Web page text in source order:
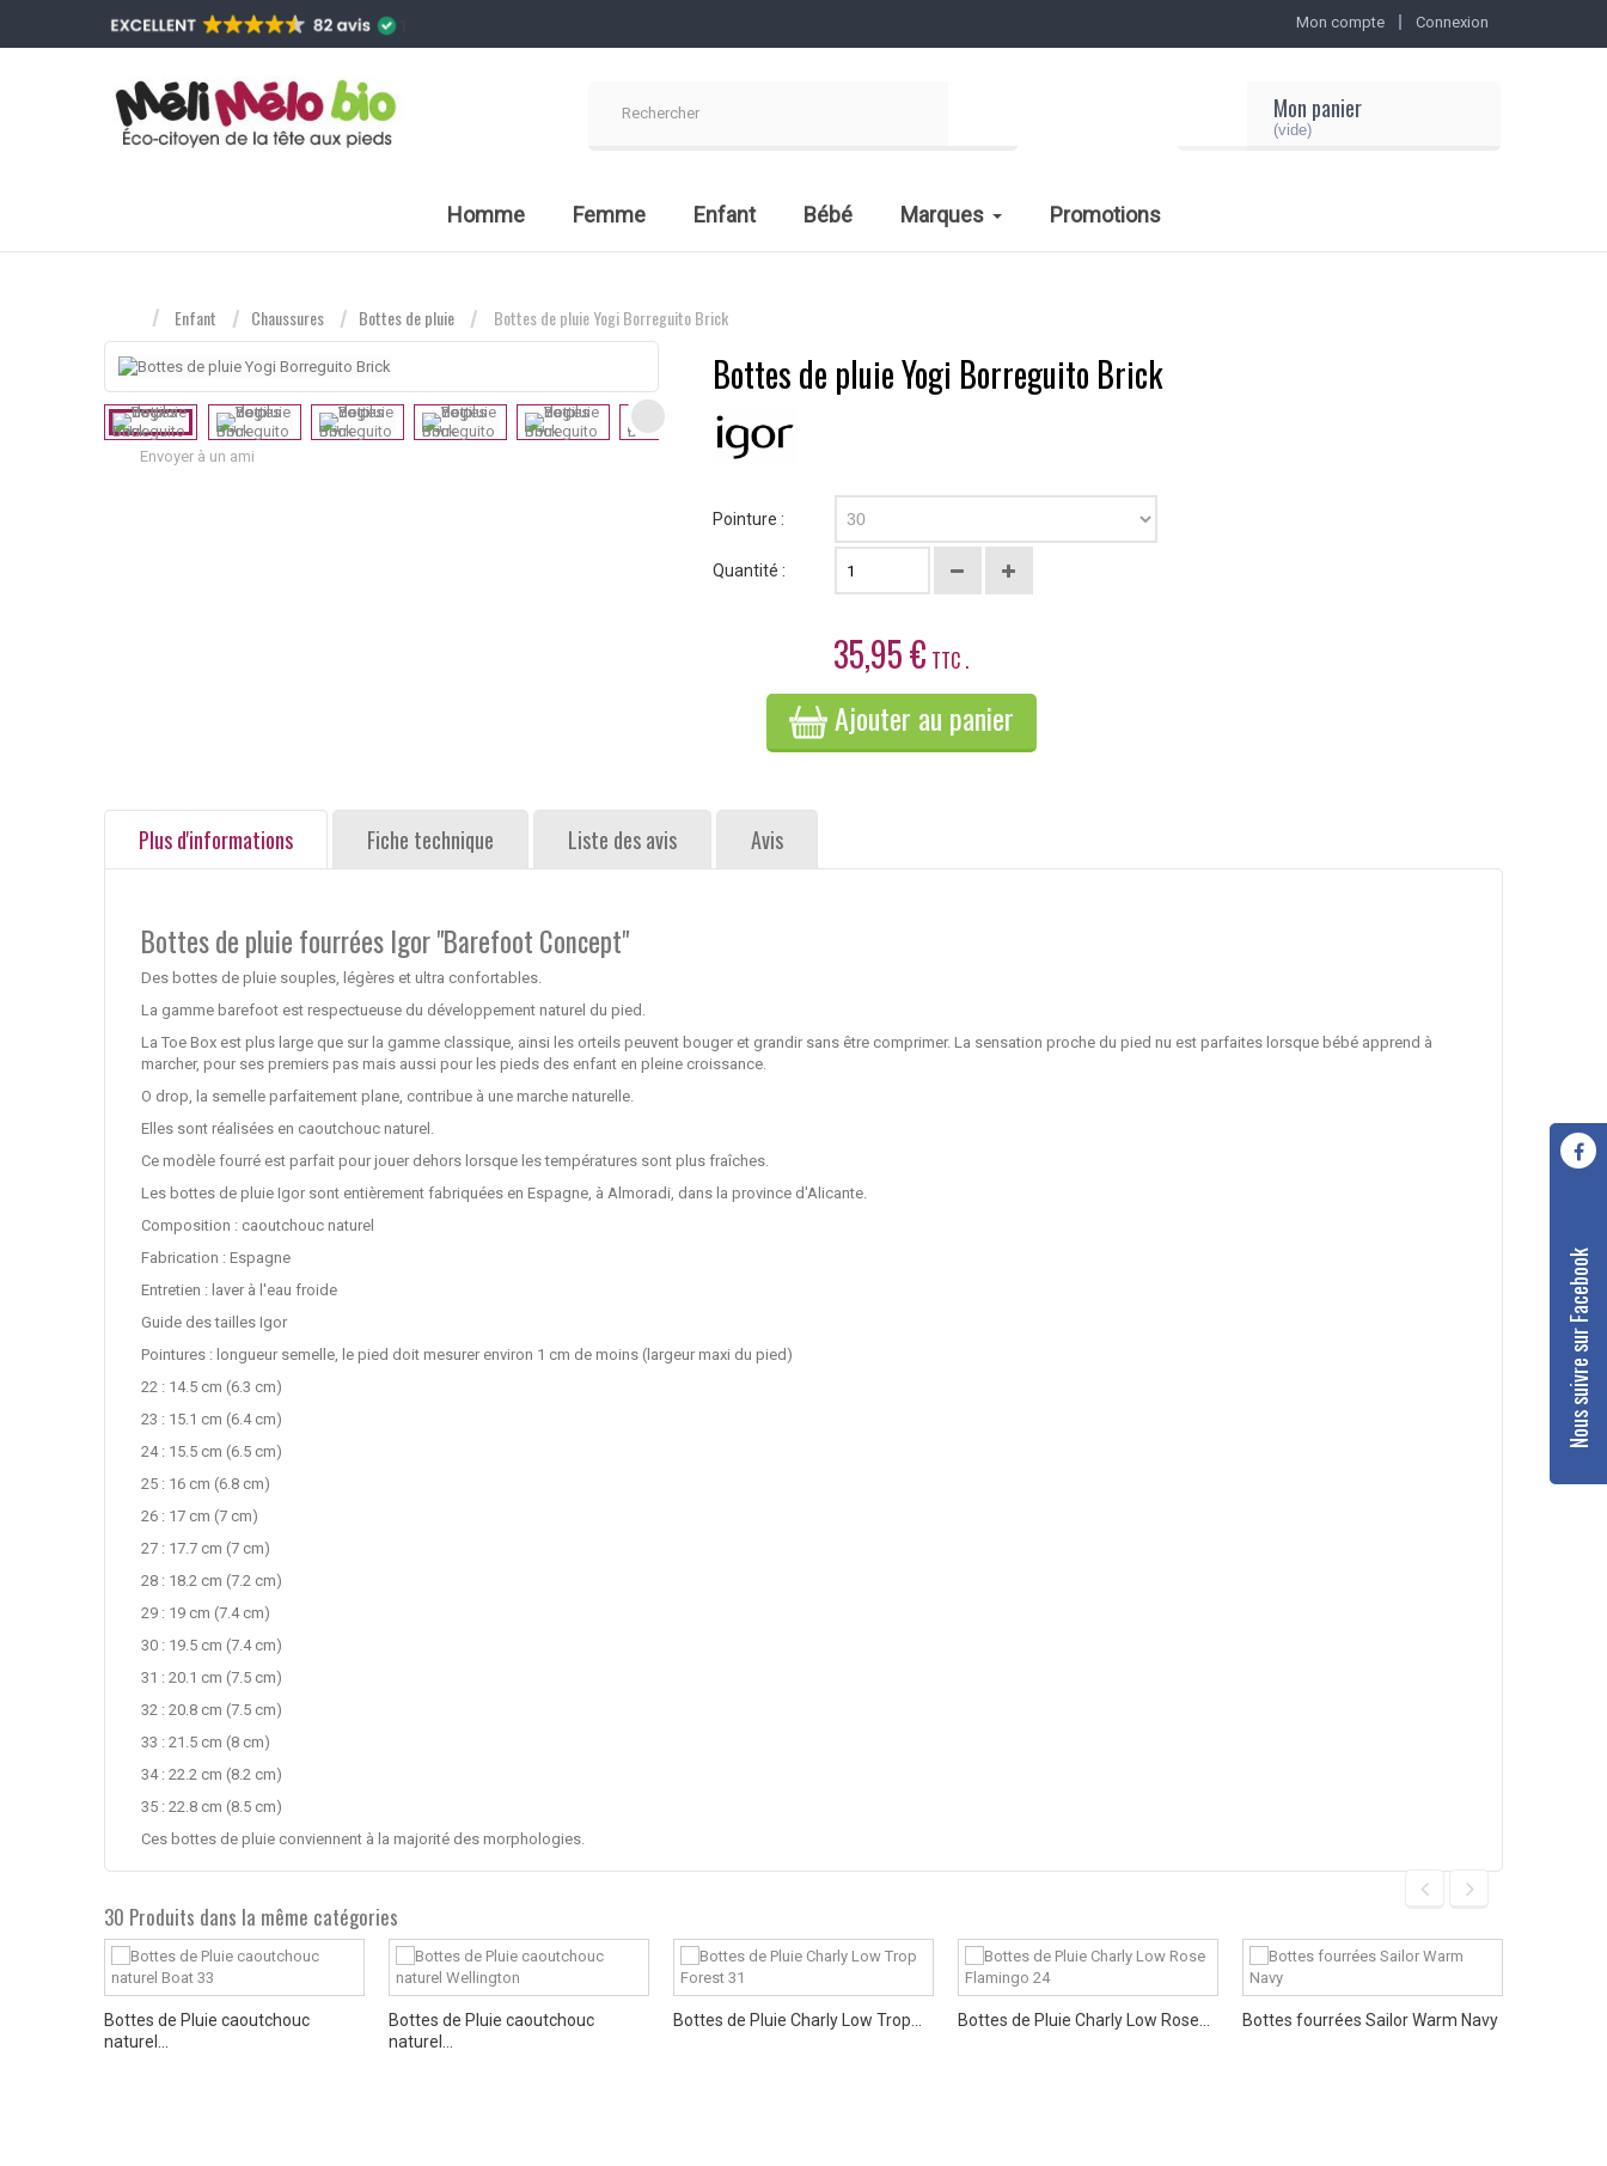
Nous suivre sur Facebook
Mon compte Connexion
Mon panier
(vide)
Homme Femme Enfant Bébé Marques Promotions
Enfant Chaussures Bottes de pluie Bottes de pluie Yogi Borreguito Brick
Envoyer à un ami
Bottes de pluie Yogi Borreguito Brick
Pointure : 30
Quantité :
35,95 € TTC .
Ajouter au panier
Plus d'informations Fiche technique Liste des avis Avis
Bottes de pluie fourrées Igor "Barefoot Concept"
Des bottes de pluie souples, légères et ultra confortables.
La gamme barefoot est respectueuse du développement naturel du pied.
La Toe Box est plus large que sur la gamme classique, ainsi les orteils peuvent bouger et grandir sans être comprimer. La sensation proche du pied nu est parfaites lorsque bébé apprend à
marcher, pour ses premiers pas mais aussi pour les pieds des enfant en pleine croissance.
O drop, la semelle parfaitement plane, contribue à une marche naturelle.
Elles sont réalisées en caoutchouc naturel.
Ce modèle fourré est parfait pour jouer dehors lorsque les températures sont plus fraîches.
Les bottes de pluie Igor sont entièrement fabriquées en Espagne, à Almoradi, dans la province d'Alicante.
Composition : caoutchouc naturel
Fabrication : Espagne
Entretien : laver à l'eau froide
Guide des tailles Igor
Pointures : longueur semelle, le pied doit mesurer environ 1 cm de moins (largeur maxi du pied)
22 : 14.5 cm (6.3 cm)
23 : 15.1 cm (6.4 cm)
24 : 15.5 cm (6.5 cm)
25 : 16 cm (6.8 cm)
26 : 17 cm (7 cm)
27 : 17.7 cm (7 cm)
28 : 18.2 cm (7.2 cm)
29 : 19 cm (7.4 cm)
30 : 19.5 cm (7.4 cm)
31 : 20.1 cm (7.5 cm)
32 : 20.8 cm (7.5 cm)
33 : 21.5 cm (8 cm)
34 : 22.2 cm (8.2 cm)
35 : 22.8 cm (8.5 cm)
Ces bottes de pluie conviennent à la majorité des morphologies.
30 Produits dans la même catégories
Bottes de Pluie caoutchouc
naturel...
Bottes de Pluie caoutchouc
naturel...
Bottes de Pluie Charly Low Trop... Bottes de Pluie Charly Low Rose... Bottes fourrées Sailor Warm Navy